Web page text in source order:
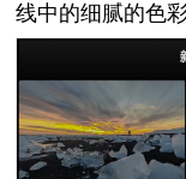
线中的细腻的色彩